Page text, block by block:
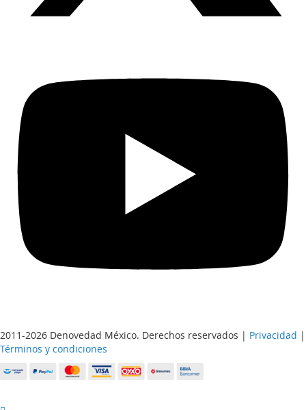
2011-2026 Denovedad México. Derechos reservados | Privacidad |
Términos y condiciones